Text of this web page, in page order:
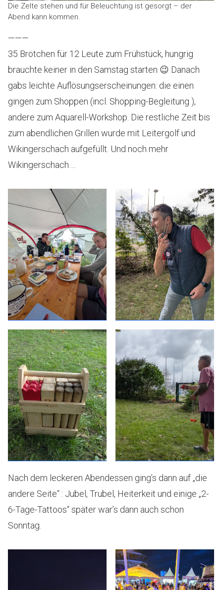
Die Zelte stehen und für Beleuchtung ist gesorgt – der
Abend kann kommen.
———
35 Brötchen für 12 Leute zum Frühstück, hungrig
brauchte keiner in den Samstag starten 😉 Danach
gabs leichte Auflösungserscheinungen: die einen
gingen zum Shoppen (incl. Shopping-Begleitung ),
andere zum Aquarell-Workshop. Die restliche Zeit bis
zum abendlichen Grillen wurde mit Leitergolf und
Wikingerschach aufgefüllt. Und noch mehr
Wikingerschach….
Nach dem leckeren Abendessen ging’s dann auf „die
andere Seite“ : Jubel, Trubel, Heiterkeit und einige „2-
6-Tage-Tattoos“ später war’s dann auch schon
Sonntag.